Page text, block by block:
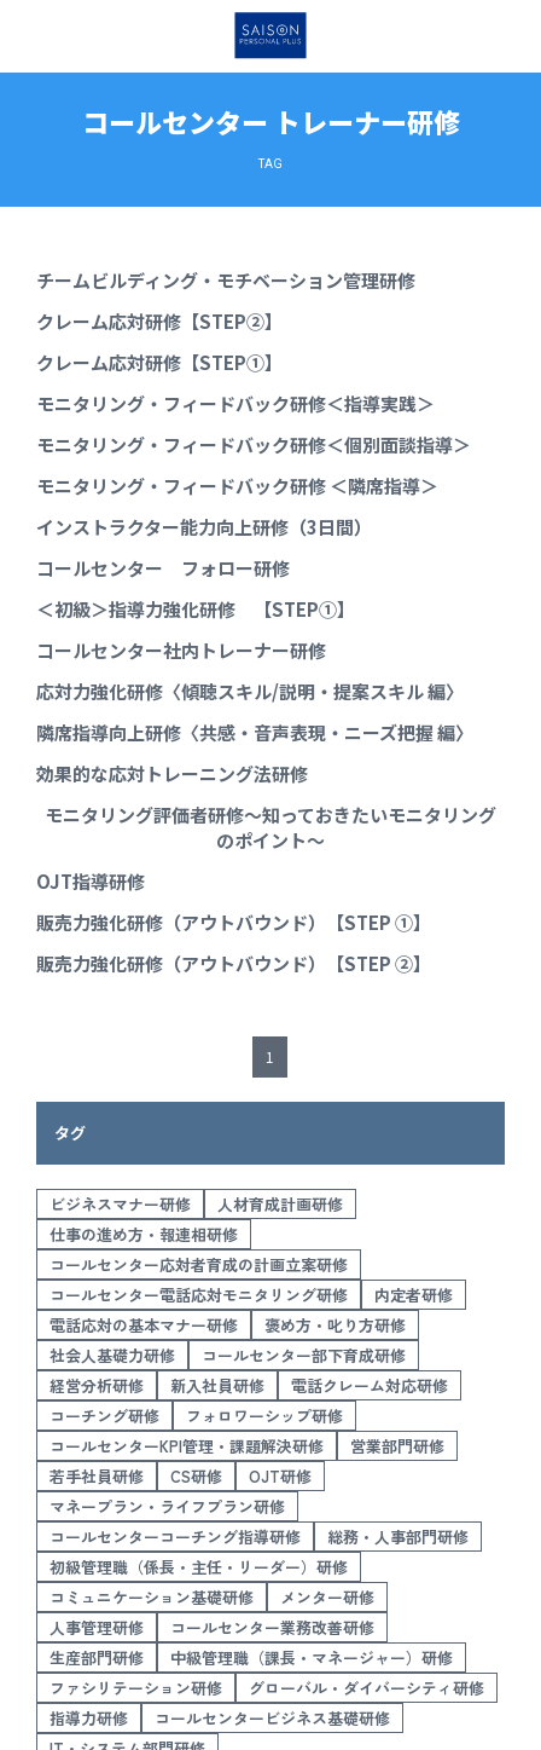
コールセンター トレーナー研修
TAG
チームビルディング・モチベーション管理研修
クレーム応対研修【STEP②】
クレーム応対研修【STEP①】
モニタリング・フィードバック研修＜指導実践＞
モニタリング・フィードバック研修＜個別面談指導＞
モニタリング・フィードバック研修 ＜隣席指導＞
インストラクター能力向上研修（3日間）
コールセンター フォロー研修
＜初級＞指導力強化研修 【STEP①】
コールセンター社内トレーナー研修
応対力強化研修〈傾聴スキル/説明・提案スキル 編〉
隣席指導向上研修〈共感・音声表現・ニーズ把握 編〉
効果的な応対トレーニング法研修
モニタリング評価者研修～知っておきたいモニタリング
のポイント～
OJT指導研修
販売力強化研修（アウトバウンド）【STEP ①】
販売力強化研修（アウトバウンド）【STEP ②】
1
タグ
ビジネスマナー研修
人材育成計画研修
仕事の進め方・報連相研修
コールセンター応対者育成の計画立案研修
コールセンター電話応対モニタリング研修
内定者研修
電話応対の基本マナー研修
褒め方・叱り方研修
社会人基礎力研修
コールセンター部下育成研修
経営分析研修
新入社員研修
電話クレーム対応研修
コーチング研修
フォロワーシップ研修
コールセンターKPI管理・課題解決研修
営業部門研修
若手社員研修
CS研修
OJT研修
マネープラン・ライフプラン研修
コールセンターコーチング指導研修
総務・人事部門研修
初級管理職（係長・主任・リーダー）研修
コミュニケーション基礎研修
メンター研修
人事管理研修
コールセンター業務改善研修
生産部門研修
中級管理職（課長・マネージャー）研修
ファシリテーション研修
グローバル・ダイバーシティ研修
指導力研修
コールセンタービジネス基礎研修